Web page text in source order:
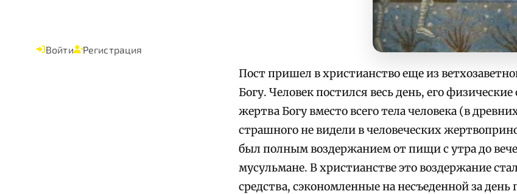
Войти Регистрация
Пост пришел в христианство еще из
Богу. Человек постился весь день, его
жертва Богу вместо всего тела человека (в
страшного не видели в человеческих
был полным воздержанием от пищи с утра до
мусульмане. В христианстве это воздержание
средства, сэкономленные на несъеденной за